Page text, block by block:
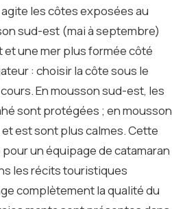
les côtes exposées au
sud-est (mai à septembre)
une mer plus formée côté
: choisir la côte sous le
En mousson sud-est, les
sont protégées ; en mousson
est sont plus calmes. Cette
un équipage de catamaran
les récits touristiques
complètement la qualité du